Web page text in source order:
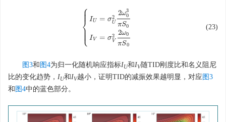
⎧
⎩
⎨
⎪
⎪
⎪
⎪⎪⎪
IU = σ2
U
2ω3
0
πS0
IV = σ2
V
2ω0
πS0
{I 03πS (23)
图3和 图4为归一化随机响应指标IU和IV随TID刚度比和名义阻尼
比的变化趋势， IU和IV越小，证明TID的减振效果越明显，对应图3
和 图4中的蓝色部分。